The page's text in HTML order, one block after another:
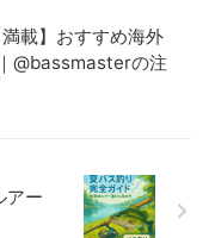
満載】おすすめ海外
@bassmasterの注
アー